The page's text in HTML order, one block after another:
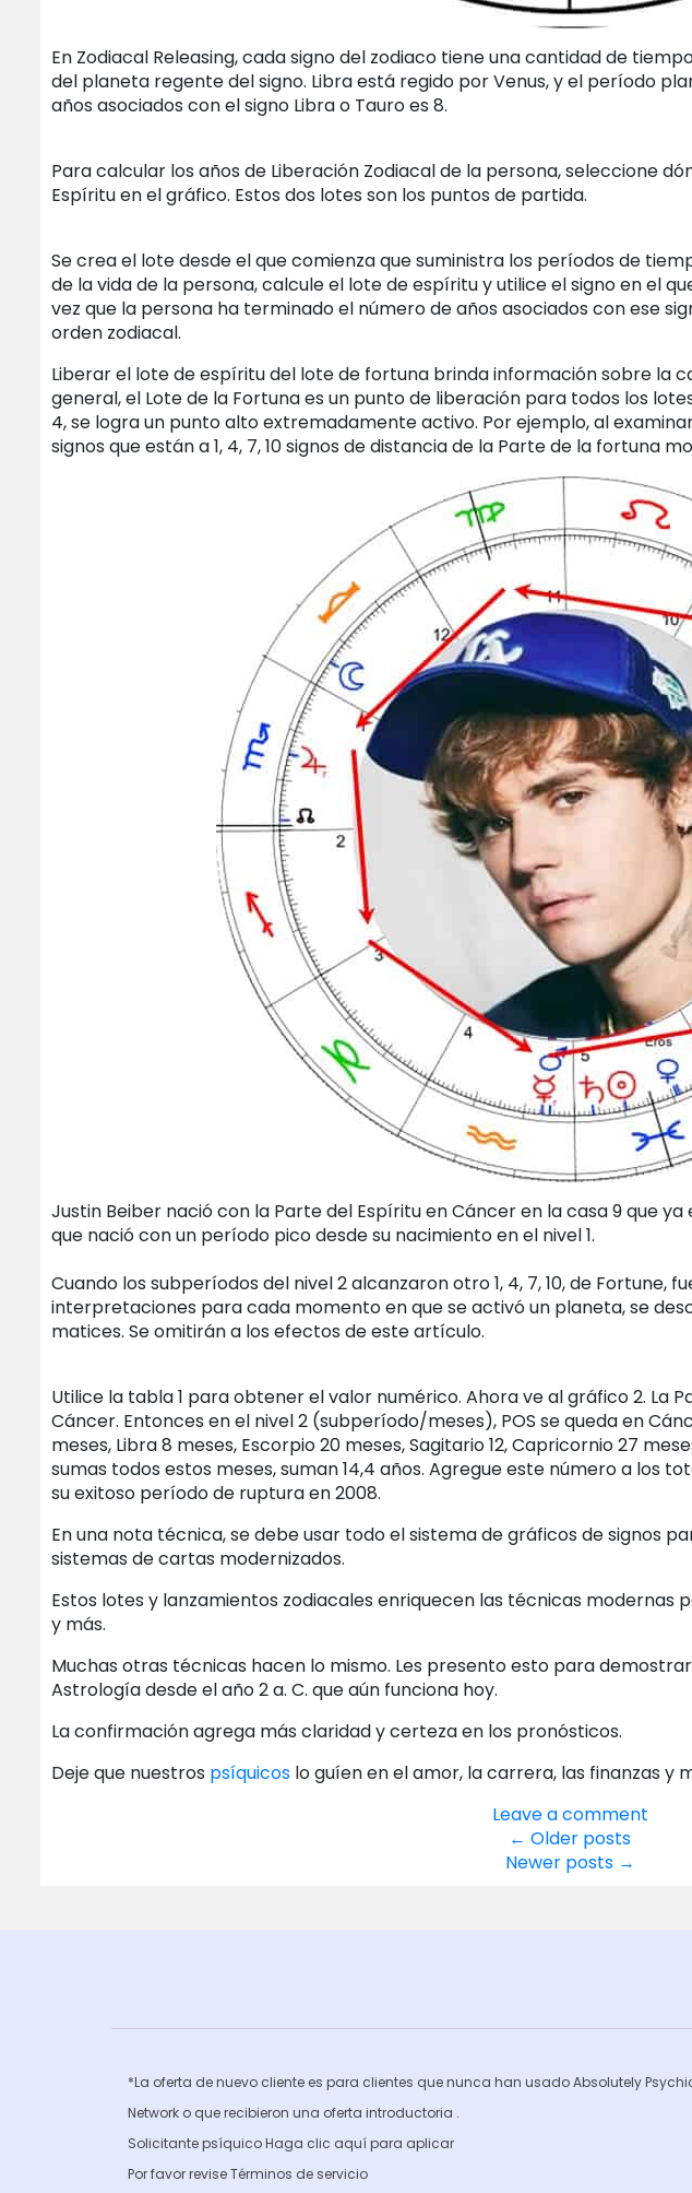
En Zodiacal Releasing, cada signo del zodiaco tiene una cantidad de
del planeta regente del signo. Libra está regido por Venus, y el período
años asociados con el signo Libra o Tauro es 8.
Para calcular los años de Liberación Zodiacal de la persona, seleccione
Espíritu en el gráfico. Estos dos lotes son los puntos de partida.
Se crea el lote desde el que comienza que suministra los períodos de
de la vida de la persona, calcule el lote de espíritu y utilice el signo en el
vez que la persona ha terminado el número de años asociados con ese
orden zodiacal.
Liberar el lote de espíritu del lote de fortuna brinda información sobre la
general, el Lote de la Fortuna es un punto de liberación para todos los
4, se logra un punto alto extremadamente activo. Por ejemplo, al
signos que están a 1, 4, 7, 10 signos de distancia de la Parte de la fortuna
Justin Beiber nació con la Parte del Espíritu en Cáncer en la casa 9 que
que nació con un período pico desde su nacimiento en el nivel 1.
Cuando los subperíodos del nivel 2 alcanzaron otro 1, 4, 7, 10, de Fortune,
interpretaciones para cada momento en que se activó un planeta, se
matices. Se omitirán a los efectos de este artículo.
Utilice la tabla 1 para obtener el valor numérico. Ahora ve al gráfico 2. La
Cáncer. Entonces en el nivel 2 (subperíodo/meses), POS se queda en
meses, Libra 8 meses, Escorpio 20 meses, Sagitario 12, Capricornio 27
sumas todos estos meses, suman 14,4 años. Agregue este número a los
su exitoso período de ruptura en 2008.
En una nota técnica, se debe usar todo el sistema de gráficos de signos
sistemas de cartas modernizados.
Estos lotes y lanzamientos zodiacales enriquecen las técnicas modernas
y más.
Muchas otras técnicas hacen lo mismo. Les presento esto para
Astrología desde el año 2 a. C. que aún funciona hoy.
La confirmación agrega más claridad y certeza en los pronósticos.
Deje que nuestros psíquicos lo guíen en el amor, la carrera, las finanzas y
Leave a comment
← Older posts
Newer posts →
*La oferta de nuevo cliente es para clientes que nunca han usado Absolutely
Network o que recibieron una oferta introductoria .
Solicitante psíquico Haga clic aquí para aplicar
Por favor reviseTérminos de servicio